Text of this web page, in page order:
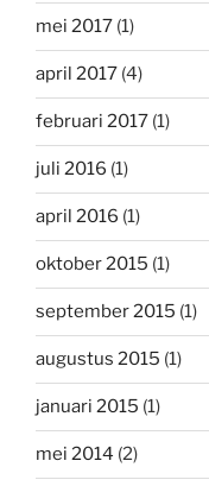
mei 2017 (1)
april 2017 (4)
februari 2017 (1)
juli 2016 (1)
april 2016 (1)
oktober 2015 (1)
september 2015 (1)
augustus 2015 (1)
januari 2015 (1)
mei 2014 (2)